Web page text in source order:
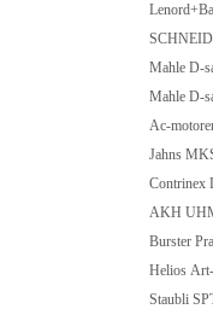
Mahle D-
Mahle D-
Ac-
Jahns
Contrinex
AKH
Burster
Helios
Staubli